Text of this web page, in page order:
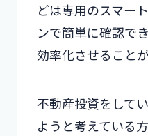
どは専用のスマー
ンで簡単に確認で
効率化させること
不動産投資をして
ようと考えている